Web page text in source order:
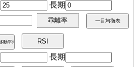
長期
長期